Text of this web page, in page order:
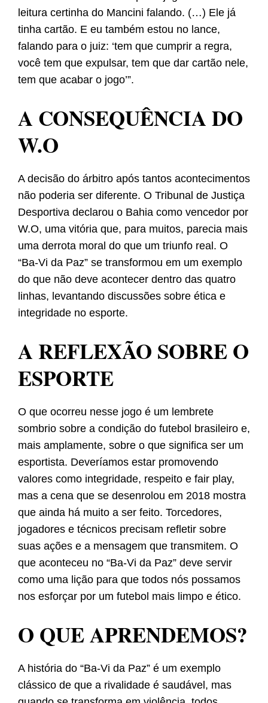
leitura certinha do Mancini falando. (…) Ele já
tinha cartão. E eu também estou no lance,
falando para o juiz: ‘tem que cumprir a regra,
você tem que expulsar, tem que dar cartão nele,
tem que acabar o jogo’”.
A CONSEQUÊNCIA DO
W.O
A decisão do árbitro após tantos acontecimentos
não poderia ser diferente. O Tribunal de Justiça
Desportiva declarou o Bahia como vencedor por
W.O, uma vitória que, para muitos, parecia mais
uma derrota moral do que um triunfo real. O
“Ba-Vi da Paz” se transformou em um exemplo
do que não deve acontecer dentro das quatro
linhas, levantando discussões sobre ética e
integridade no esporte.
A REFLEXÃO SOBRE O
ESPORTE
O que ocorreu nesse jogo é um lembrete
sombrio sobre a condição do futebol brasileiro e,
mais amplamente, sobre o que significa ser um
esportista. Deveríamos estar promovendo
valores como integridade, respeito e fair play,
mas a cena que se desenrolou em 2018 mostra
que ainda há muito a ser feito. Torcedores,
jogadores e técnicos precisam refletir sobre
suas ações e a mensagem que transmitem. O
que aconteceu no “Ba-Vi da Paz” deve servir
como uma lição para que todos nós possamos
nos esforçar por um futebol mais limpo e ético.
O QUE APRENDEMOS?
A história do “Ba-Vi da Paz” é um exemplo
clássico de que a rivalidade é saudável, mas